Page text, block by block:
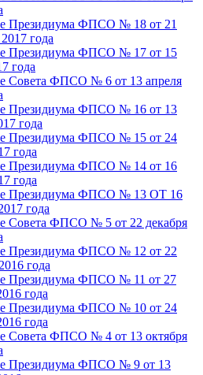
Президиума ФПСО № 18 от 21
года
Президиума ФПСО № 17 от 15
года
Совета ФПСО № 6 от 13 апреля
Президиума ФПСО № 16 от 13
года
Президиума ФПСО № 15 от 24
года
Президиума ФПСО № 14 от 16
года
Президиума ФПСО № 13 ОТ 16
года
Совета ФПСО № 5 от 22 декабря
Президиума ФПСО № 12 от 22
года
Президиума ФПСО № 11 от 27
года
Президиума ФПСО № 10 от 24
года
Совета ФПСО № 4 от 13 октября
Президиума ФПСО № 9 от 13